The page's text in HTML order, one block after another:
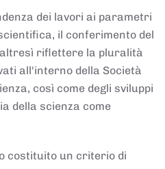
dei lavori ai parametri
il conferimento del
riflettere la pluralità
all'interno della Società
così come degli sviluppi
della scienza come
costituito un criterio di